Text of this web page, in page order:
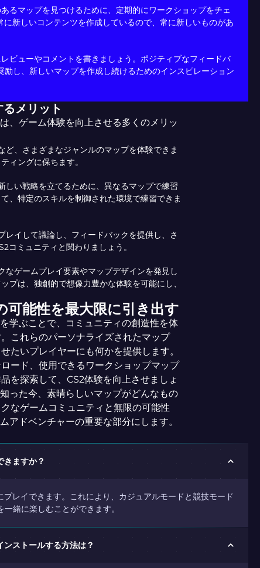
るマップを見つけるために、定期的にワークショップをチェ
新しいコンテンツを作成しているので、常に新しいものがあ
ビューやコメントを書きましょう。ポジティブなフィードバ
し、新しいマップを作成し続けるためのインスピレーション
メリット
、ゲーム体験を向上させる多くのメリッ
、さまざまなジャンルのマップを体験できま
ィングに保ちます。
い戦略を立てるために、異なるマップで練習
、特定のスキルを制御された環境で練習できま
レイして議論し、フィードバックを提供し、さ
コミュニティと関わりましょう。
なゲームプレイ要素やマップデザインを発見し
プは、独創的で想像力豊かな体験を可能にし、
能性を最大限に引き出す
学ぶことで、コミュニティの創造性を体
これらのパーソナライズされたマップ
たいプレイヤーにも何かを提供します。
ード、使用できるワークショップマップ
を探索して、CS2体験を向上させましょ
った今、素晴らしいマップがどんなもの
なゲームコミュニティと無限の可能性
アドベンチャーの重要な部分にします。
きますか？
レイできます。これにより、カジュアルモードと競技モード
緒に楽しむことができます。
ストールする方法は？